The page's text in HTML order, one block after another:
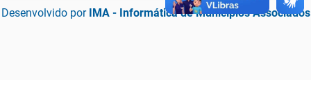
Desenvolvido por IMA - Informática de Municípios Associados